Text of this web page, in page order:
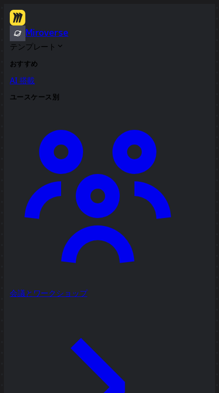
Miroverse
テンプレート
おすすめ
AI 搭載
ユースケース別
会議とワークショップ